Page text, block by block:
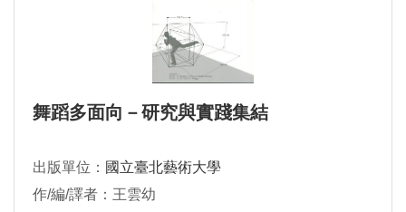
舞蹈多面向－研究與實踐集結
出版單位： 國立臺北藝術大學
作/編/譯者：王雲幼